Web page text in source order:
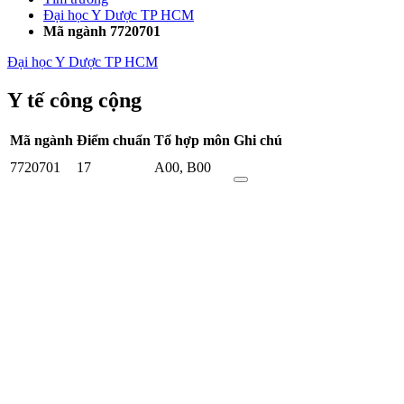
Đại học Y Dược TP HCM
Mã ngành 7720701
Đại học Y Dược TP HCM
Y tế công cộng
Mã ngành Điểm chuẩn Tổ hợp môn Ghi chú
7720701
17 A00, B00